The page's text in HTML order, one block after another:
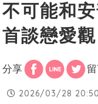
不可能和
首談戀愛
分享
2026/03/28 20:50